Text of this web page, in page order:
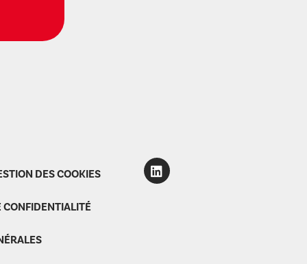
DES COOKIES
CONFIDENTIALITÉ